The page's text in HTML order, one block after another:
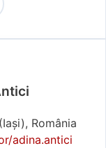
România
adina.antici